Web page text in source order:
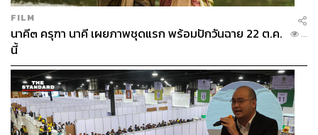
FILM
นาคี๓ ครุฑา นาคี เผยภาพชุดแรก พร้อมปักวันฉาย 22 ต.ค.
นี้
...